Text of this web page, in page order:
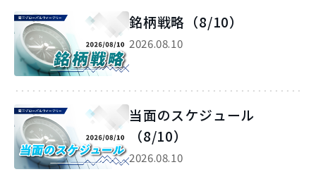
銘柄戦略（8/10）
2026.08.10
当面のスケジュール
（8/10）
2026.08.10